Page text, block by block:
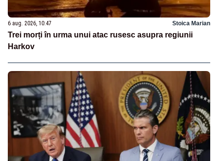
6 aug. 2026, 10:47 Stoica Marian
Trei morți în urma unui atac rusesc asupra regiunii
Harkov